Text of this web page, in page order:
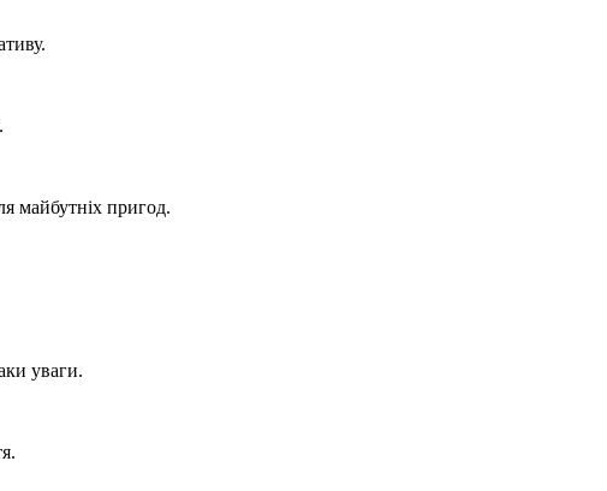
майбутніх пригод.
уваги.